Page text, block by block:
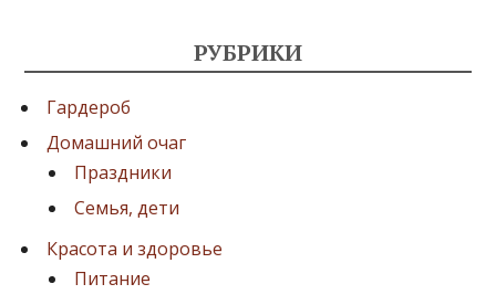
РУБРИКИ
Гардероб
Домашний очаг
Праздники
Семья, дети
Красота и здоровье
Питание